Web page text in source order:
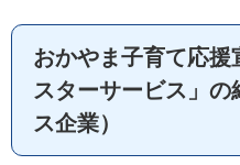
おかやま子育て応援
スターサービス」
ス企業）